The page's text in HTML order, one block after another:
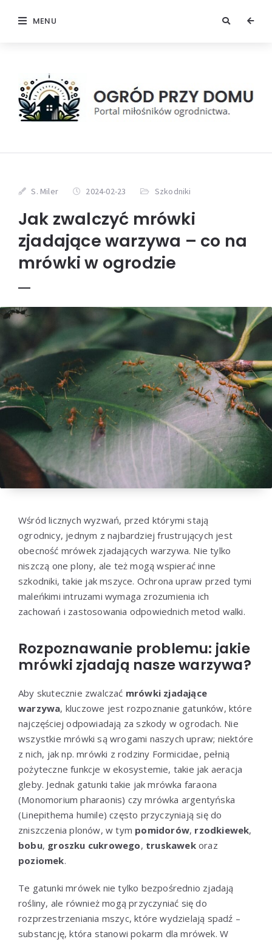
MENU
S. Miler 2024-02-23 Szkodniki
Jak zwalczyć mrówki
zjadające warzywa – co na
mrówki w ogrodzie
Wśród licznych wyzwań, przed którymi stają
ogrodnicy, jednym z najbardziej frustrujących jest
obecność mrówek zjadających warzywa. Nie tylko
niszczą one plony, ale też mogą wspierać inne
szkodniki, takie jak mszyce. Ochrona upraw przed tymi
maleńkimi intruzami wymaga zrozumienia ich
zachowań i zastosowania odpowiednich metod walki.
Rozpoznawanie problemu: jakie
mrówki zjadają nasze warzywa?
Aby skutecznie zwalczać mrówki zjadające
warzywa, kluczowe jest rozpoznanie gatunków, które
najczęściej odpowiadają za szkody w ogrodach. Nie
wszystkie mrówki są wrogami naszych upraw; niektóre
z nich, jak np. mrówki z rodziny Formicidae, pełnią
pożyteczne funkcje w ekosystemie, takie jak aeracja
gleby. Jednak gatunki takie jak mrówka faraona
(Monomorium pharaonis) czy mrówka argentyńska
(Linepithema humile) często przyczyniają się do
zniszczenia plonów, w tym pomidorów, rzodkiewek,
bobu, groszku cukrowego, truskawekoraz
poziomek.
Te gatunki mrówek nie tylko bezpośrednio zjadają
rośliny, ale również mogą przyczyniać się do
rozprzestrzeniania mszyc, które wydzielają spadź –
substancję, która stanowi pokarm dla mrówek. W